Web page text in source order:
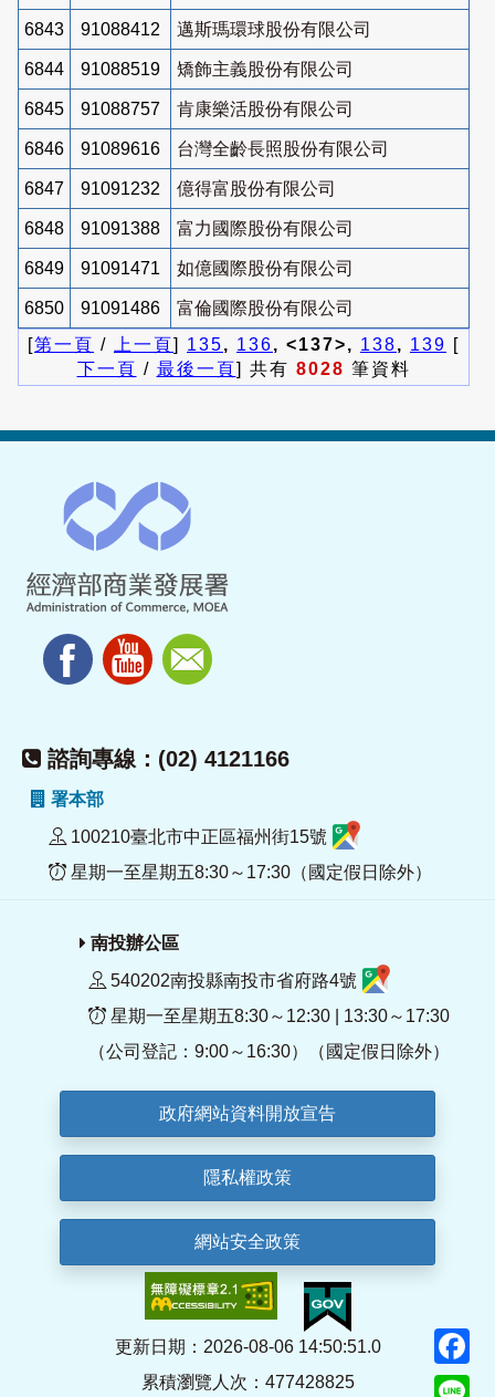
6843 91088412 邁斯瑪環球股份有限公司
6844 91088519 矯飾主義股份有限公司
6845 91088757 肯康樂活股份有限公司
6846 91089616 台灣全齡長照股份有限公司
6847 91091232 億得富股份有限公司
6848 91091388 富力國際股份有限公司
6849 91091471 如億國際股份有限公司
6850 91091486
富倫國際股份有限公司
[第一頁 / 上一頁] 135, 136, <137>, 138, 139 [
下一頁 / 最後一頁] 共有 8028 筆資料
諮詢專線：(02) 4121166
署本部
100210臺北市中正區福州街15號
星期一至星期五8:30～17:30（國定假日除外）
南投辦公區
540202南投縣南投市省府路4號
星期一至星期五8:30～12:30 | 13:30～17:30
（公司登記：9:00～16:30）（國定假日除外）
政府網站資料開放宣告
隱私權政策
網站安全政策
更新日期：2026-08-06 14:50:51.0
累積瀏覽人次：477428825